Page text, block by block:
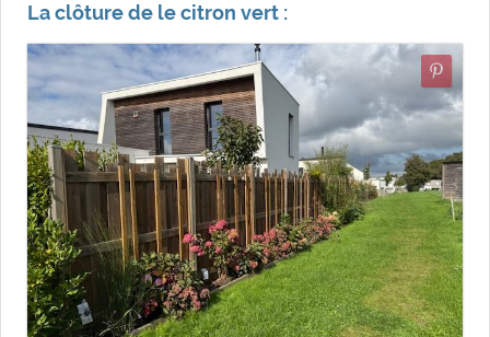
La clôture de le citron vert :